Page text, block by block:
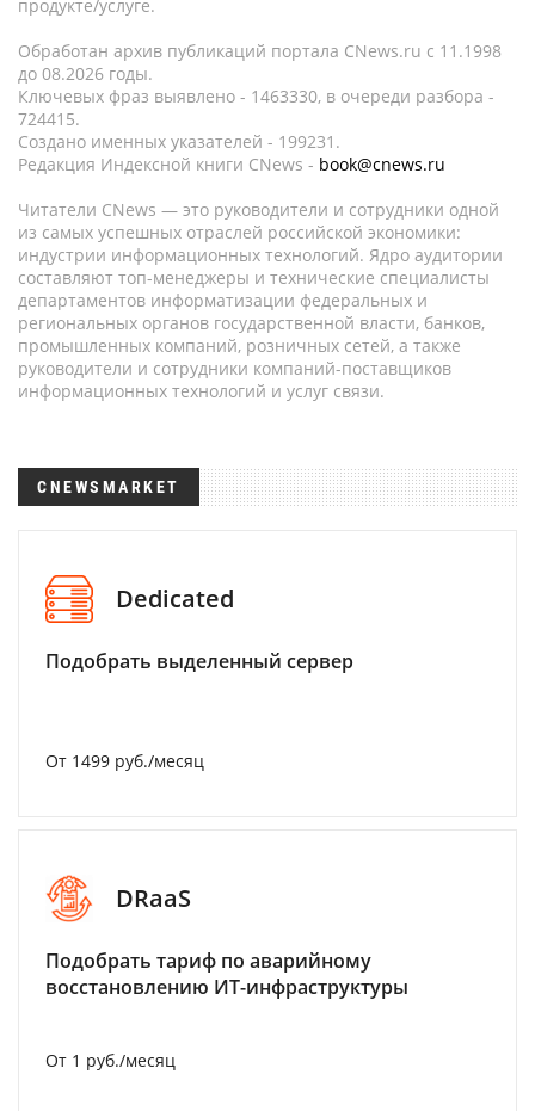
продукте/услуге.
Обработан архив публикаций портала CNews.ru c 11.1998
до 08.2026 годы.
Ключевых фраз выявлено - 1463330, в очереди разбора -
724415.
Создано именных указателей - 199231.
Редакция Индексной книги CNews - book@cnews.ru
Читатели CNews — это руководители и сотрудники одной
из самых успешных отраслей российской экономики:
индустрии информационных технологий. Ядро аудитории
составляют топ-менеджеры и технические специалисты
департаментов информатизации федеральных и
региональных органов государственной власти, банков,
промышленных компаний, розничных сетей, а также
руководители и сотрудники компаний-поставщиков
информационных технологий и услуг связи.
CNEWSMARKET
Dedicated
Подобрать выделенный сервер
От 1499 руб./месяц
DRaaS
Подобрать тариф по аварийному
восстановлению ИТ-инфраструктуры
От 1 руб./месяц